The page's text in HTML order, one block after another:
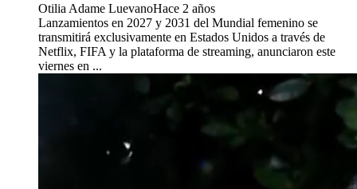
Otilia Adame LuevanoHace 2 años
Lanzamientos en 2027 y 2031 del Mundial femenino se
transmitirá exclusivamente en Estados Unidos a través de
Netflix, FIFA y la plataforma de streaming, anunciaron este
viernes en ...